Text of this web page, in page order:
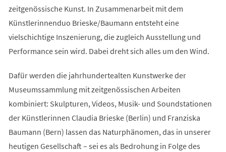
zeitgenössische Kunst. In Zusammenarbeit mit dem
Künstlerinnenduo Brieske/Baumann entsteht eine
vielschichtige Inszenierung, die zugleich Ausstellung und
Performance sein wird. Dabei dreht sich alles um den Wind.
Dafür werden die jahrhundertealten Kunstwerke der
Museumssammlung mit zeitgenössischen Arbeiten
kombiniert: Skulpturen, Videos, Musik- und Soundstationen
der Künstlerinnen Claudia Brieske (Berlin) und Franziska
Baumann (Bern) lassen das Naturphänomen, das in unserer
heutigen Gesellschaft – sei es als Bedrohung in Folge des